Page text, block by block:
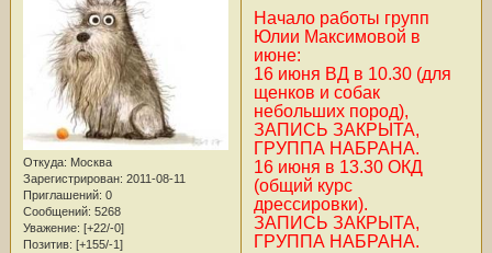
Откуда: Москва
Зарегистрирован: 2011-08-11
Приглашений: 0
Сообщений: 5268
Уважение: [+22/-0]
Позитив: [+155/-1]
Начало работы групп
Юлии Максимовой в
июне:
16 июня ВД в 10.30 (для
щенков и собак
небольших пород),
ЗАПИСЬ ЗАКРЫТА,
ГРУППА НАБРАНА.
16 июня в 13.30 ОКД
(общий курс
дрессировки).
ЗАПИСЬ ЗАКРЫТА,
ГРУППА НАБРАНА.